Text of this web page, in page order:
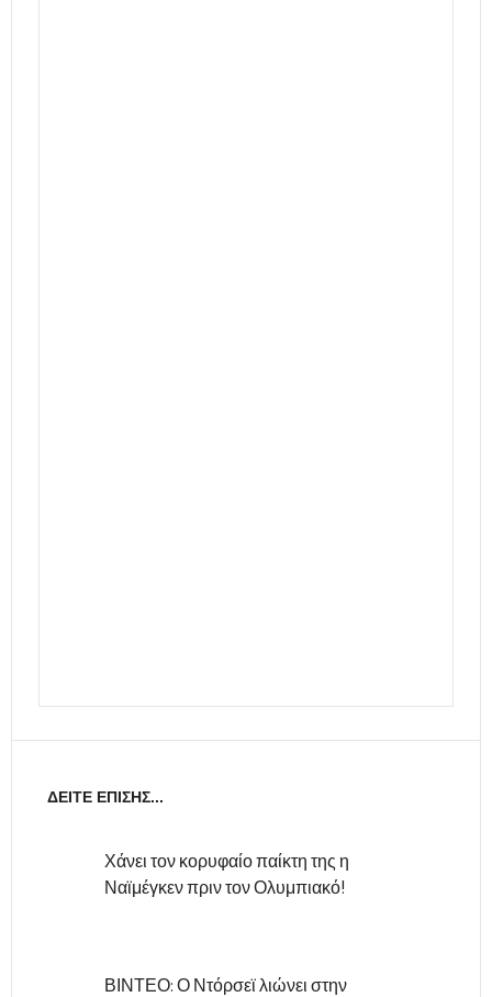
ΔΕΊΤΕ ΕΠΊΣΗΣ...
Χάνει τον κορυφαίο παίκτη της η
Ναϊμέγκεν πριν τον Ολυμπιακό!
ΒΙΝΤΕΟ: Ο Ντόρσεϊ λιώνει στην